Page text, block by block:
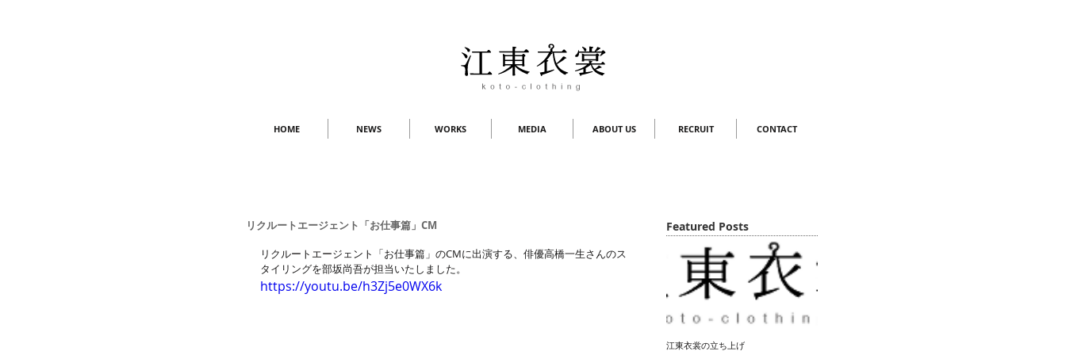
HOME NEWS WORKS MEDIA ABOUT US RECRUIT CONTACT
リクルートエージェント「お仕事篇」CM
リクルートエージェント「お仕事篇」のCMに出演する、俳優高橋一生さんのス
タイリングを部坂尚吾が担当いたしました。
https://youtu.be/h3Zj5e0WX6k
Featured Posts
江東衣裳の立ち上げ